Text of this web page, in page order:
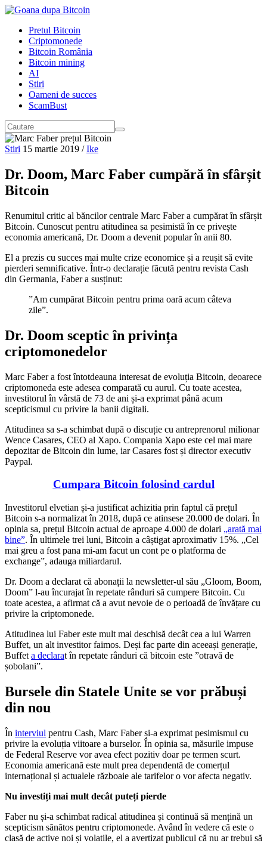
Pretul Bitcoin
Criptomonede
Bitcoin România
Bitcoin mining
AI
Stiri
Oameni de succes
ScamBust
Stiri 15 martie 2019 / Ike
Dr. Doom, Marc Faber cumpără în sfârșit
Bitcoin
Renumitul critic al băncilor centrale Marc Faber a cumpărat în sfârșit
Bitcoin. Cunoscut pentru atitudinea sa pesimistă în ce privește
economia americană, Dr. Doom a devenit popular în anii 80.
El a prezis cu succes mai multe crize economice și a reușit să evite
pierderi semnificative. Într-o declarație făcută pentru revista Cash
din Germania, Faber a susținut:
”Am cumpărat Bitcoin pentru prima oară acum câteva
zile”.
Dr. Doom sceptic în privința
criptomonedelor
Marc Faber a fost întotdeauna interesat de evoluția Bitcoin, deoarece
criptomoneda este adesea comparată cu aurul. Cu toate acestea,
investitorul în vârstă de 73 de ani și-a exprimat până acum
scepticismul cu privire la banii digitali.
Atitudinea sa s-a schimbat după o discuție cu antreprenorul milionar
Wence Casares, CEO al Xapo. Compania Xapo este cel mai mare
depozitar de Bitcoin din lume, iar Casares fost și director executiv
Paypal.
Cumpara Bitcoin folosind cardul
Investitorul elvetian și-a justificat achizitia prin faptul că prețul
Bitcoin s-a normalizat în 2018, după ce atinsese 20.000 de dolari. În
opinia sa, prețul Bitcoin actual de aproape 4.000 de dolari „arată mai
bine”. În ultimele trei luni, Bitcoin a câștigat aproximativ 15%. „Cel
mai greu a fost pana mi-am facut un cont pe o platforma de
exchange”, adauga miliardarul.
Dr. Doom a declarat că abonații la newsletter-ul său „Gloom, Boom,
Doom” l-au încurajat în repetate rânduri să cumpere Bitcoin. Cu
toate acestea, a afirmat că a avut nevoie de o perioadă de învățare cu
privire la criptomonede.
Atitudinea lui Faber este mult mai deschisă decât cea a lui Warren
Buffet, un alt investitor faimos. Deși fac parte din aceeași generație,
Buffet a declarat în repetate rânduri că bitcoin este ”otravă de
șobolani”.
Bursele din Statele Unite se vor prăbuși
din nou
În interviul pentru Cash, Marc Faber și-a exprimat pesimismul cu
privire la evoluția viitoare a burselor. În opinia sa, măsurile impuse
de Federal Reserve vor avea efect pozitiv doar pe termen scurt.
Economia americană este mult prea dependentă de comerțul
internațional și actualele războaie ale tarifelor o vor afecta negativ.
Nu investiți mai mult decât puteți pierde
Faber nu și-a schimbat radical atitudinea și continuă să mențină un
scepticism sănătos pentru criptomonede. Având în vedere că este o
clasă de active noi și volatile, el a avertizat publicul că nu ar trebui să